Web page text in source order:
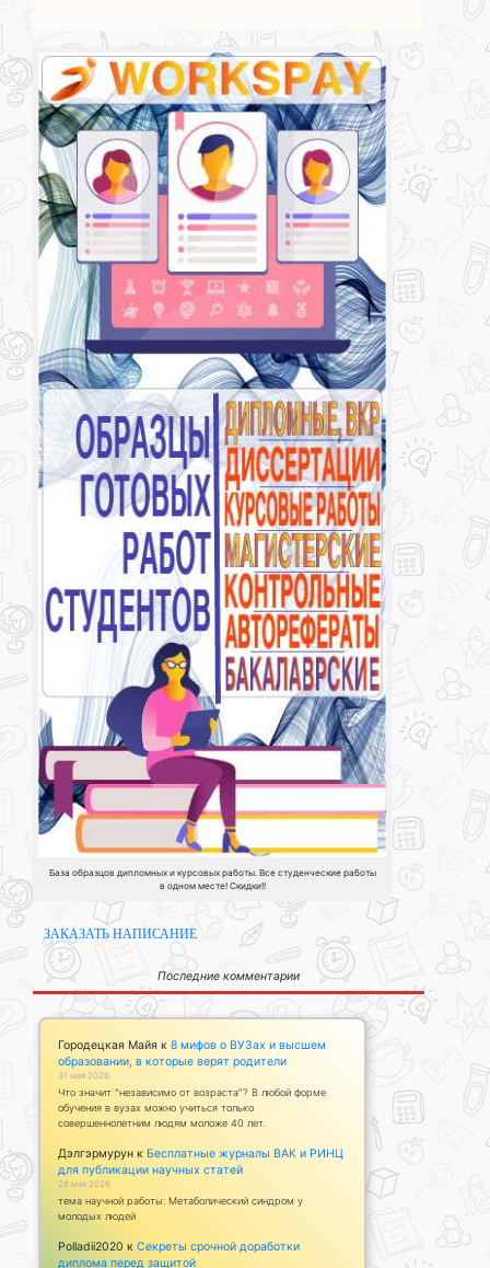
База образцов дипломных и курсовых работы. Все студенческие работы
в одном месте! Скидки!!
ЗАКАЗАТЬ НАПИСАНИЕ
Последние комментарии
Городецкая Майя к 8 мифов о ВУЗах и высшем
образовании, в которые верят родители
31 мая 2026
Что значит "независимо от возраста"? В любой форме
обучения в вузах можно учиться только
совершеннолетним людям моложе 40 лет.
Дэлгэрмурун к Бесплатные журналы ВАК и РИНЦ
для публикации научных статей
28 мая 2026
тема научной работы: Метаболический синдром у
молодых людей
Polladii2020 к Секреты срочной доработки
диплома перед защитой